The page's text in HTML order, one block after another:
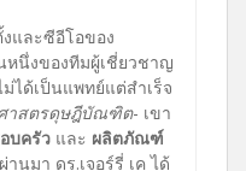
และซีอีโอของ
หนึ่งของทีมผู้เชี่ยวชาญ
ได้เป็นแพทย์แต่สำเร็จ
าสตรดุษฎีบัณฑิต- เขา
บครัวและ ผลิตภัณฑ์
นมา ดร.เจอร์รี่ เค ได้